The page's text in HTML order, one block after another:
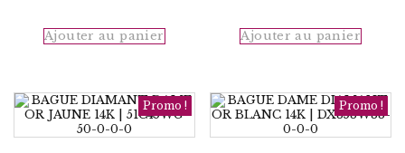
$704.00.$563.20.
Ajouter au panier
$1
$1
Ajouter au panier
Promo ! Promo !